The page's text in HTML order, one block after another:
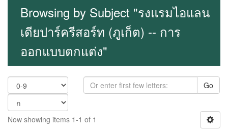
Browsing by Subject "รงแรมไอแลน
เดียปาร์ครีสอร์ท (ภูเก็ต) -- การ
ออกแบบตกแต่ง"
Go
Now showing items 1-1 of 1